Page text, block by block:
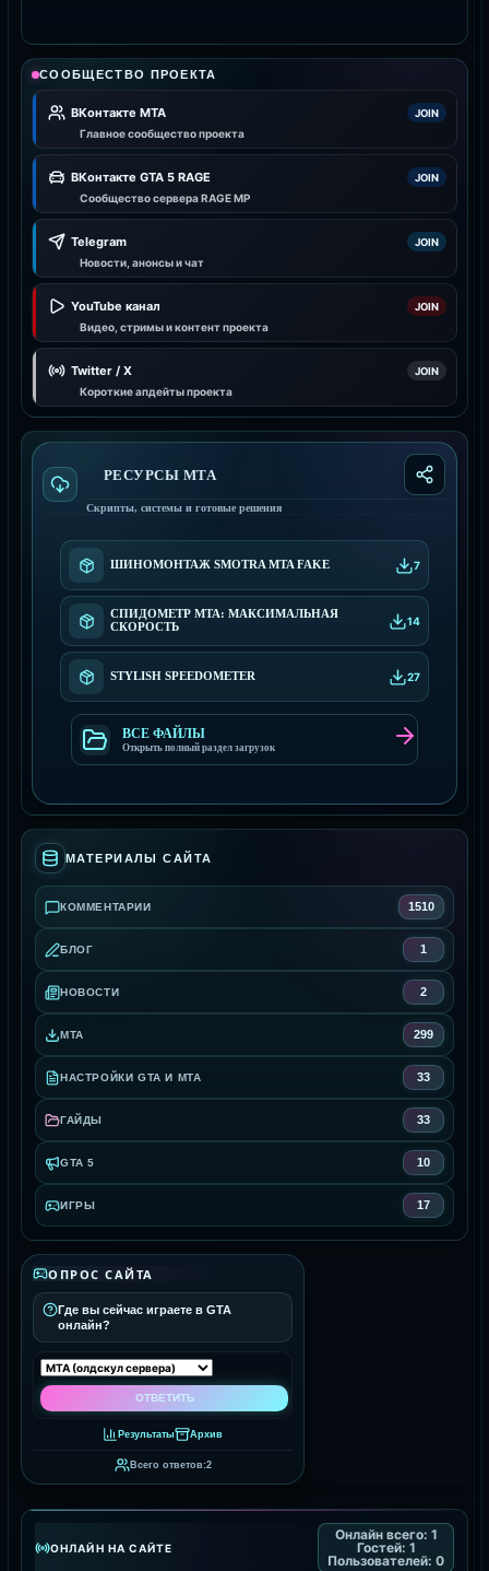
СООБЩЕСТВО ПРОЕКТА
ВКонтакте MTA JOIN
Главное сообщество проекта
ВКонтакте GTA 5 RAGE JOIN
Сообщество сервера RAGE MP
Telegram JOIN
Новости, анонсы и чат
YouTube канал JOIN
Видео, стримы и контент проекта
Twitter / X JOIN
Короткие апдейты проекта
РЕСУРСЫ МТА
Скрипты, системы и готовые решения
ШИНОМОНТАЖ SMOTRA MTA FAKE 7
СПИДОМЕТР МТА: МАКСИМАЛЬНАЯ
СКОРОСТЬ
14
STYLISH SPEEDOMETER 27
ВСЕ ФАЙЛЫ
Открыть полный раздел загрузок
МАТЕРИАЛЫ САЙТА
КОММЕНТАРИИ 1510
БЛОГ 1
НОВОСТИ 2
MTA 299
НАСТРОЙКИ GTA И MTA 33
ГАЙДЫ 33
GTA 5 10
ИГРЫ 17
ОПРОС САЙТА
Где вы сейчас играете в GTA
онлайн?
Результаты Архив
Всего ответов:2
ОНЛАЙН НА САЙТЕ
Онлайн всего: 1
Гостей: 1
Пользователей: 0